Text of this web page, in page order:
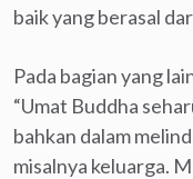
baik yang berasal
Pada bagian yang
“Umat Buddha
bahkan dalam
misalnya keluarga.